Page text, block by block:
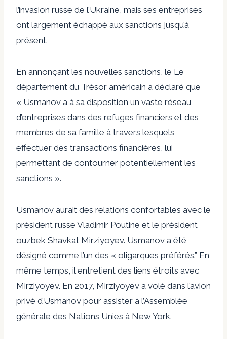
l’invasion russe de l’Ukraine, mais ses entreprises
ont largement échappé aux sanctions jusqu’à
présent.
En annonçant les nouvelles sanctions, le Le
département du Trésor américain a déclaré que
« Usmanov a à sa disposition un vaste réseau
d’entreprises dans des refuges financiers et des
membres de sa famille à travers lesquels
effectuer des transactions financières, lui
permettant de contourner potentiellement les
sanctions ».
Usmanov aurait des relations confortables avec le
président russe Vladimir Poutine et le président
ouzbek Shavkat Mirziyoyev. Usmanov a été
désigné comme l’un des « oligarques préférés.” En
même temps, il entretient des liens étroits avec
Mirziyoyev. En 2017, Mirziyoyev a volé dans l’avion
privé d’Usmanov pour assister à l’Assemblée
générale des Nations Unies à New York.